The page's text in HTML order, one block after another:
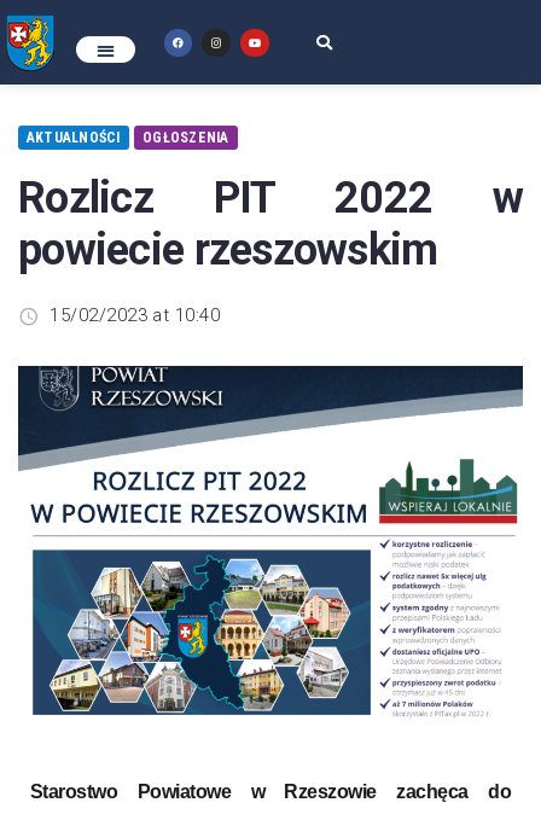
AKTUALNOŚCI OGŁOSZENIA
Rozlicz PIT 2022 w
powiecie rzeszowskim
15/02/2023 at 10:40
Starostwo Powiatowe w Rzeszowie zachęca do